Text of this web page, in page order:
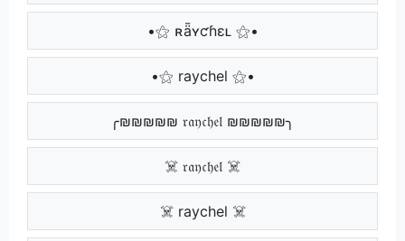
•⚝ ʀǟʏƈɦɛʟ ⚝•
•⚝ raychel ⚝•
╭₪₪₪₪₪ 𝔯𝔞𝔶𝔠𝔥𝔢𝔩 ₪₪₪₪₪╮
☠️ 𝔯𝔞𝔶𝔠𝔥𝔢𝔩 ☠️
☠️ raychel ☠️